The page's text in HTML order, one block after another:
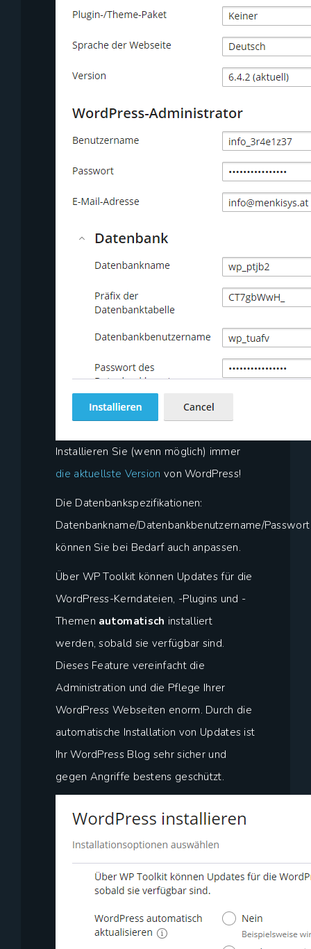
Installieren Sie (wenn möglich) immer
die aktuellste Version von WordPress!
Die Datenbankspezifikationen:
Datenbankname/Datenbankbenutzername/Passwort
können Sie bei Bedarf auch anpassen.
Über WP Toolkit können Updates für die
WordPress-Kerndateien, -Plugins und -
Themen automatisch installiert
werden, sobald sie verfügbar sind.
Dieses Feature vereinfacht die
Administration und die Pflege Ihrer
WordPress Webseiten enorm. Durch die
automatische Installation von Updates ist
Ihr WordPress Blog sehr sicher und
gegen Angriffe bestens geschützt.